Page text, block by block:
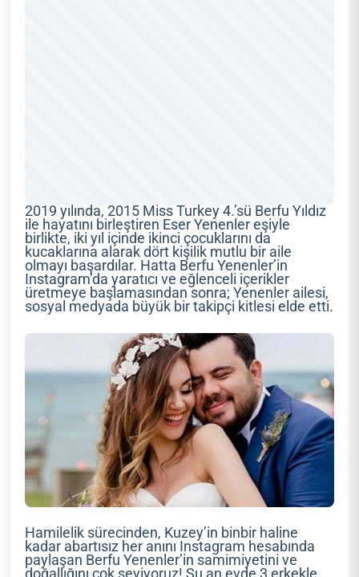
2019 yılında, 2015 Miss Turkey 4.’sü Berfu Yıldız
ile hayatını birleştiren Eser Yenenler eşiyle
birlikte, iki yıl içinde ikinci çocuklarını da
kucaklarına alarak dört kişilik mutlu bir aile
olmayı başardılar. Hatta Berfu Yenenler’in
Instagram’da yaratıcı ve eğlenceli içerikler
üretmeye başlamasından sonra; Yenenler ailesi,
sosyal medyada büyük bir takipçi kitlesi elde etti.
Hamilelik sürecinden, Kuzey’in binbir haline
kadar abartısız her anını Instagram hesabında
paylaşan Berfu Yenenler’in samimiyetini ve